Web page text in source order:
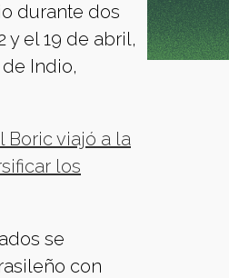
durante dos
y el 19 de abril,
Indio,
Boric viajó a la
los
se
con